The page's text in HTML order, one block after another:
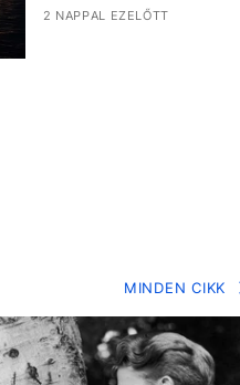
2 NAPPAL EZELŐTT
MINDEN CIKK